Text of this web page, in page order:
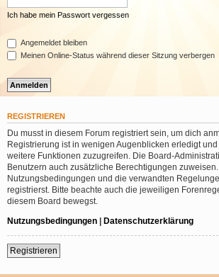
Ich habe mein Passwort vergessen
Angemeldet bleiben
Meinen Online-Status während dieser Sitzung verbergen
REGISTRIEREN
Du musst in diesem Forum registriert sein, um dich
Registrierung ist in wenigen Augenblicken erledigt
weitere Funktionen zuzugreifen. Die Board-
Benutzern auch zusätzliche Berechtigungen
Nutzungsbedingungen und die verwandten
registrierst. Bitte beachte auch die jeweiligen
diesem Board bewegst.
Nutzungsbedingungen | Datenschutzerklärung
Registrieren